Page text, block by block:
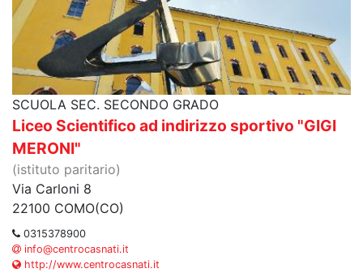
SCUOLA SEC. SECONDO GRADO
Liceo Scientifico ad indirizzo sportivo "GIGI
MERONI"
(istituto paritario)
Via Carloni 8
22100 COMO(CO)
0315378900
info@centrocasnati.it
http://www.centrocasnati.it